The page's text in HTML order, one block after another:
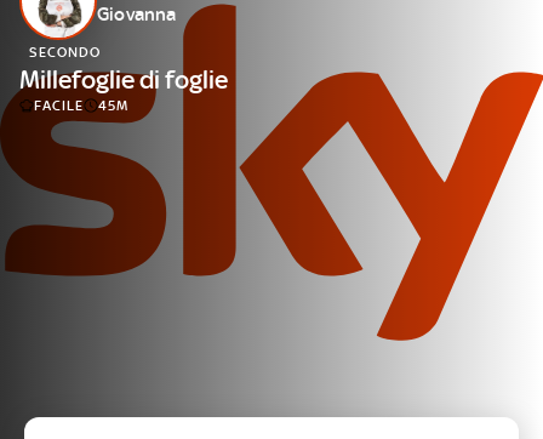
Cos’altro vedere:
PROGRAMMI SKY
Un mondo di offerte:
SKY.IT
NOW
Giovanna
SECONDO
Millefoglie di foglie
FACILE 45M